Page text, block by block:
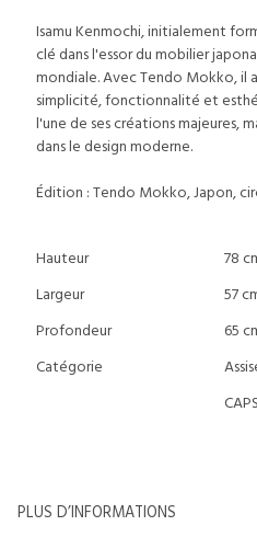
Isamu Kenmochi, initialement
clé dans l'essor du mobilier
mondiale. Avec Tendo Mokko, il
simplicité, fonctionnalité et
l'une de ses créations majeures,
dans le design moderne.
Édition : Tendo Mokko, Japon,
Hauteur
78
Largeur
57
Profondeur
65
Catégorie
PLUS D’INFORMATIONS